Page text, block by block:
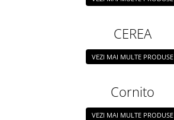
Napolitane/Pișcoturi
CEREA
VEZI MAI MULTE PRODUSE
Cornito
VEZI MAI MULTE PRODUSE